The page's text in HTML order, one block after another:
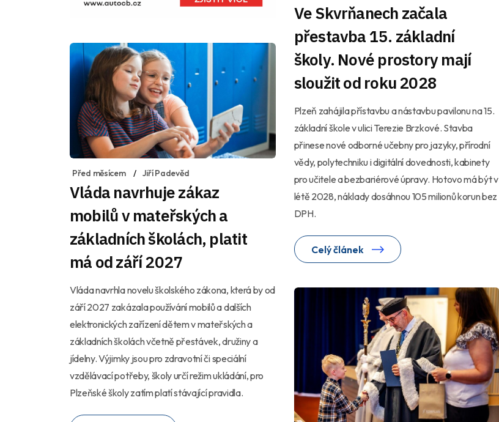
Ve Skvrňanech začala
přestavba 15. základní
školy. Nové prostory mají
sloužit od roku 2028
Plzeň zahájila přístavbu a nástavbu pavilonu na 15.
základní škole v ulici Terezie Brzkové. Stavba
přinese nové odborné učebny pro jazyky, přírodní
vědy, polytechniku i digitální dovednosti, kabinety
pro učitele a bezbariérové úpravy. Hotovo má být v
létě 2028, náklady dosáhnou 105 milionů korun bez
DPH.
Celý článek
Před měsícem Jiří Padevěd
Vláda navrhuje zákaz
mobilů v mateřských a
základních školách, platit
má od září 2027
Vláda navrhla novelu školského zákona, která by od
září 2027 zakázala používání mobilů a dalších
elektronických zařízení dětem v mateřských a
základních školách včetně přestávek, družiny a
jídelny. Výjimky jsou pro zdravotní či speciální
vzdělávací potřeby, školy určí režim ukládání, pro
Plzeňské školy zatím platí stávající pravidla.